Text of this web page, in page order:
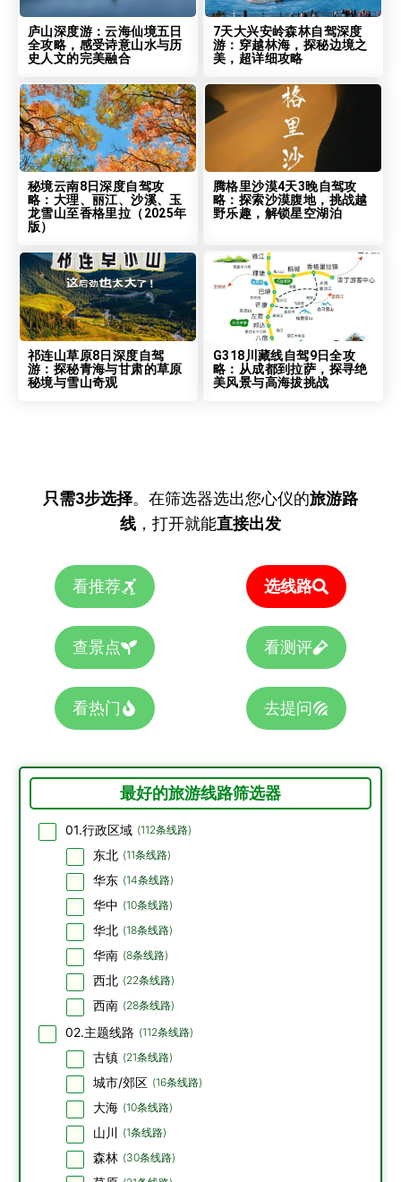
庐山深度游：云海仙境五日
全攻略，感受诗意山水与历
史人文的完美融合
7天大兴安岭森林自驾深度
游：穿越林海，探秘边境之
美，超详细攻略
秘境云南8日深度自驾攻
略：大理、丽江、沙溪、玉
龙雪山至香格里拉（2025年
版）
腾格里沙漠4天3晚自驾攻
略：探索沙漠腹地，挑战越
野乐趣，解锁星空湖泊
祁连山草原8日深度自驾
游：探秘青海与甘肃的草原
秘境与雪山奇观
G318川藏线自驾9日全攻
略：从成都到拉萨，探寻绝
美风景与高海拔挑战
只需3步选择。在筛选器选出您心仪的旅游路
线 ，打开就能直接出发
看推荐 选线路
查景点 看测评
看热门 去提问
最好的旅游线路筛选器
01.行政区域 (112条线路)
东北 (11条线路)
华东 (14条线路)
华中 (10条线路)
华北 (18条线路)
华南 (8条线路)
西北 (22条线路)
西南 (28条线路)
02.主题线路 (112条线路)
古镇 (21条线路)
城市/郊区 (16条线路)
大海 (10条线路)
山川 (1条线路)
森林 (30条线路)